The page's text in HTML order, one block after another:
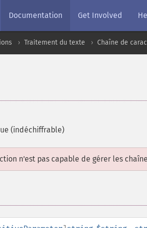
Documentation Get Involved
Traitement du texte Chaîne de
(indéchiffrable)
n'est pas capable de gérer les